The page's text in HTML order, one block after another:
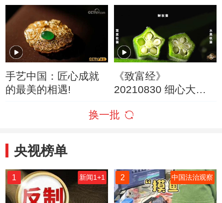
部
手艺中国：匠心成就
的最美的相遇!
《致富经》
20210830 细心大汉
换一批
央视榜单
1 新闻1+1 2 中国法治观察